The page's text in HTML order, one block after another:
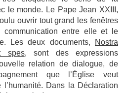
le monde. Le Pape Jean XXIII,
ouvrir tout grand les fenêtres
entre elle et le
Les deux documents,
Nostra
spes, sont des expressions
relation de dialogue, de
que l’Église veut
l’humanité. Dans la Déclaration